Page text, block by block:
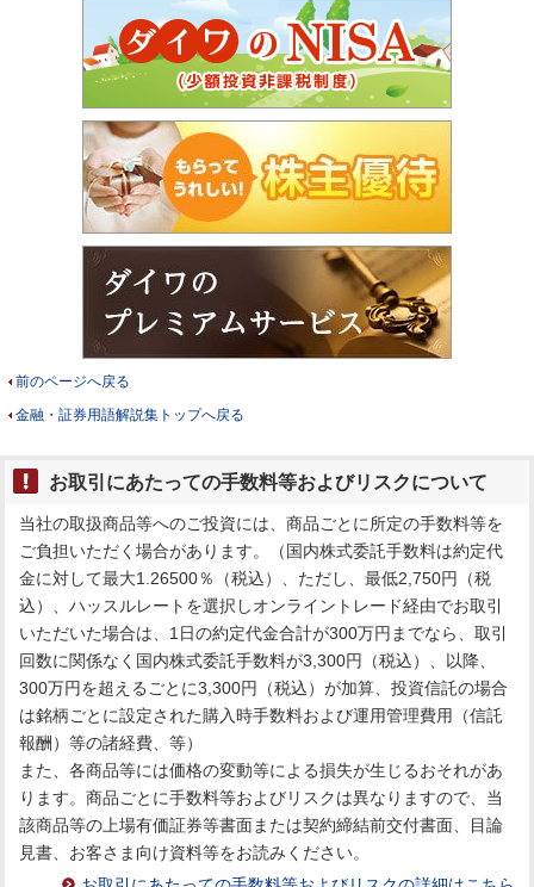
前のページへ戻る
金融・証券用語解説集トップへ戻る
お取引にあたっての手数料等およびリスクについて
当社の取扱商品等へのご投資には、商品ごとに所定の手数料等を
ご負担いただく場合があります。（国内株式委託手数料は約定代
金に対して最大1.26500％（税込）、ただし、最低2,750円（税
込）、ハッスルレートを選択しオンライントレード経由でお取引
いただいた場合は、1日の約定代金合計が300万円までなら、取引
回数に関係なく国内株式委託手数料が3,300円（税込）、以降、
300万円を超えるごとに3,300円（税込）が加算、投資信託の場合
は銘柄ごとに設定された購入時手数料および運用管理費用（信託
報酬）等の諸経費、等）
また、各商品等には価格の変動等による損失が生じるおそれがあ
ります。商品ごとに手数料等およびリスクは異なりますので、当
該商品等の上場有価証券等書面または契約締結前交付書面、目論
見書、お客さま向け資料等をお読みください。